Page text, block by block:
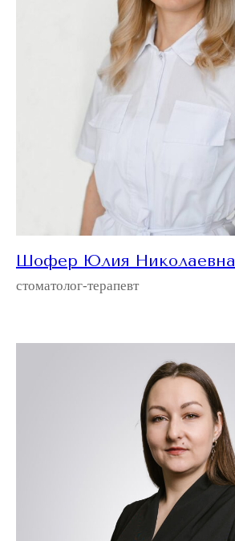
Шофер Юлия Николаевна
стоматолог-терапевт